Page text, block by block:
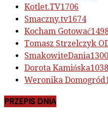
Kotlet.TV1706
Smaczny.tv1674
Kocham Gotować
Tomasz Strzelczyk
SmakowiteDania1300
Dorota Kamińska1038
Weronika Domogród
PRZEPIS DNIA